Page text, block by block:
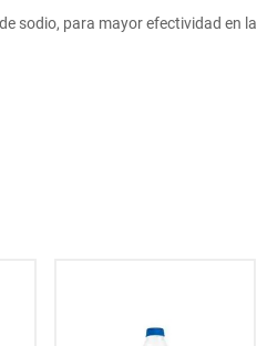
sodio, para mayor efectividad en la